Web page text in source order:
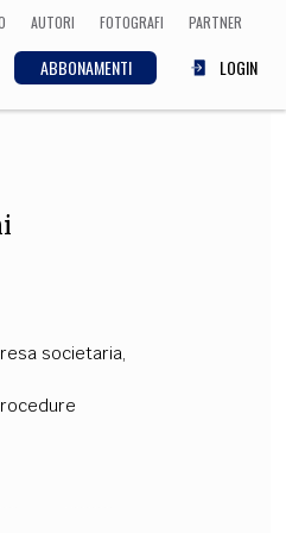
AUTORI FOTOGRAFI PARTNER
ABBONAMENTI LOGIN
societaria,